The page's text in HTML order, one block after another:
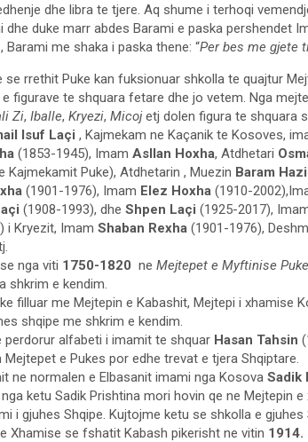
dhe libra te tjere. Aq shume i terhoqi
duke marr abdes Barami e paska pershendet
, Barami me shaka i paska thene: “Per bes me gjete
se rrethit Puke kan fuksionuar shkolla te quajtur
figurave te shquara fetare dhe jo vetem. Nga
Zi, Iballe, Kryezi, Micojetj dolen figura te shquara
Isuf Laçi , Kajmekam ne Kaçanik te Kosoves,
(1853-1945), Imam Asllan Hoxha, Atdhetari
Kajmekamit Puke), Atdhetarin , Muezin Baram
(1901-1976), Imam Elez Hoxha (1910-
(1908-1993), dhe Shpen Laçi (1925-2017),
i Kryezit, Imam Shaban Rexha (1901-1976),
nga viti 1750-1820 ne Mejtepet e Myftinise Puke
shkrim e kendim.
filluar me Mejtepin e Kabashit, Mejtepi i xhamise
shqipe me shkrim e kendim.
alfabeti i imamit te shquar Hasan Tahsin
e Pukes por edhe trevat e tjera Shqiptare.
ne normalen e Elbasanit imami nga Kosova Sadik
ketu Sadik Prishtina mori hovin qe ne Mejtepin
i gjuhes Shqipe. Kujtojme ketu se shkolla e
Xhamise se fshatit Kabash pikerisht ne vitin 1914.